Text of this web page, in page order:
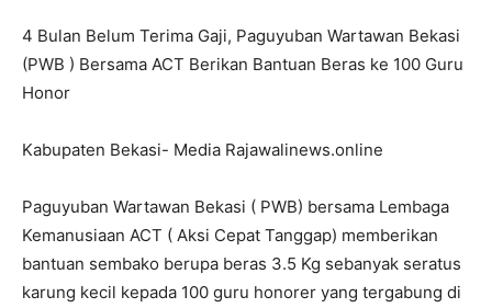
4 Bulan Belum Terima Gaji, Paguyuban Wartawan Bekasi
(PWB ) Bersama ACT Berikan Bantuan Beras ke 100 Guru
Honor
Kabupaten Bekasi- Media Rajawalinews.online
Paguyuban Wartawan Bekasi ( PWB) bersama Lembaga
Kemanusiaan ACT ( Aksi Cepat Tanggap) memberikan
bantuan sembako berupa beras 3.5 Kg sebanyak seratus
karung kecil kepada 100 guru honorer yang tergabung di